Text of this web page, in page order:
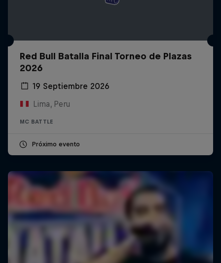
Red Bull Batalla Final Torneo de Plazas
2026
19 Septiembre 2026
Lima, Peru
MC BATTLE
Próximo evento